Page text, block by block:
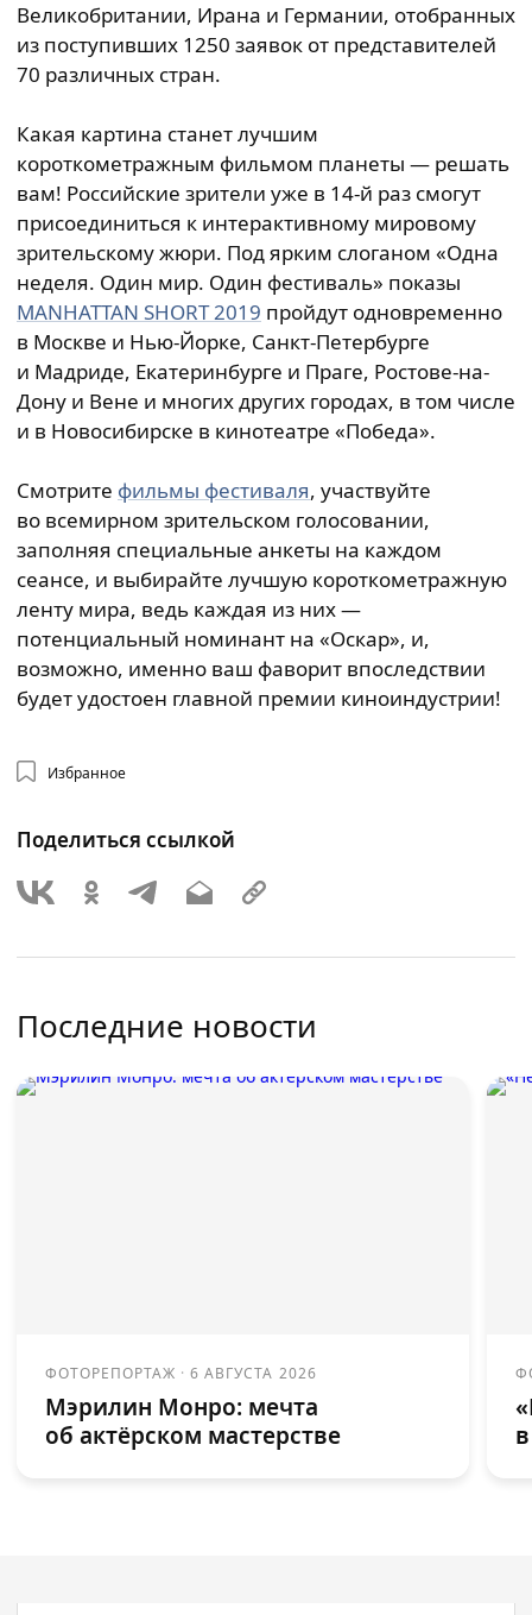
Великобритании, Ирана и Германии, отобранных
из поступивших 1250 заявок от представителей
70 различных стран.
Какая картина станет лучшим
короткометражным фильмом планеты — решать
вам! Российские зрители уже в 14-й раз смогут
присоединиться к интерактивному мировому
зрительскому жюри. Под ярким слоганом «Одна
неделя. Один мир. Один фестиваль» показы
MANHATTAN SHORT 2019 пройдут одновременно
в Москве и Нью-Йорке, Санкт-Петербурге
и Мадриде, Екатеринбурге и Праге, Ростове-на-
Дону и Вене и многих других городах, в том числе
и в Новосибирске в кинотеатре «Победа».
Смотрите фильмы фестиваля, участвуйте
во всемирном зрительском голосовании,
заполняя специальные анкеты на каждом
сеансе, и выбирайте лучшую короткометражную
ленту мира, ведь каждая из них —
потенциальный номинант на «Оскар», и,
возможно, именно ваш фаворит впоследствии
будет удостоен главной премии киноиндустрии!
Избранное
Поделиться ссылкой
Последние новости
ФОТОРЕПОРТАЖ ·6 АВГУСТА 2026
Мэрилин Монро: мечта
об актёрском мастерстве